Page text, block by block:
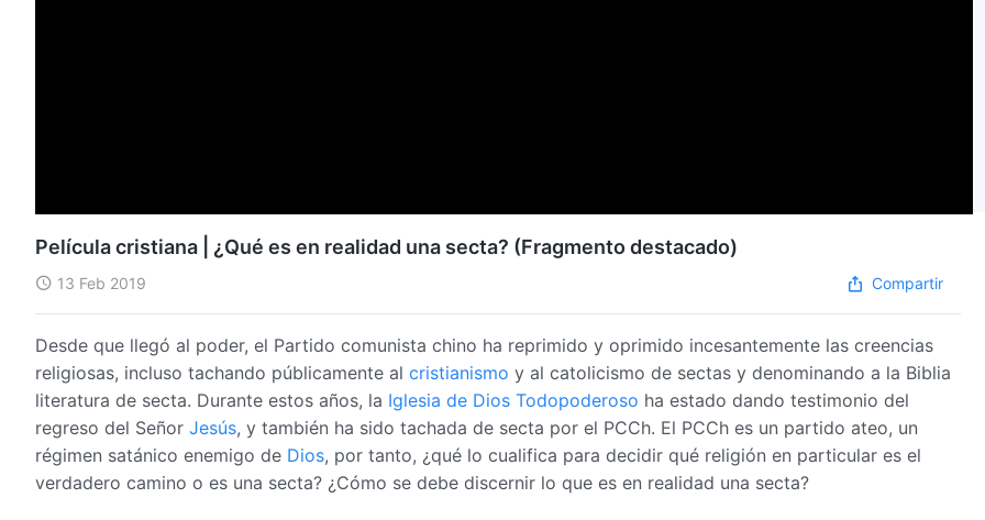
Película cristiana | ¿Qué es en realidad una secta? (Fragmento destacado)
13 Feb 2019 Compartir
Desde que llegó al poder, el Partido comunista chino ha reprimido y oprimido incesantemente las creencias
religiosas, incluso tachando públicamente al cristianismo y al catolicismo de sectas y denominando a la Biblia
literatura de secta. Durante estos años, la Iglesia de Dios Todopoderoso ha estado dando testimonio del
regreso del Señor Jesús, y también ha sido tachada de secta por el PCCh. El PCCh es un partido ateo, un
régimen satánico enemigo de Dios, por tanto, ¿qué lo cualifica para decidir qué religión en particular es el
verdadero camino o es una secta? ¿Cómo se debe discernir lo que es en realidad una secta?